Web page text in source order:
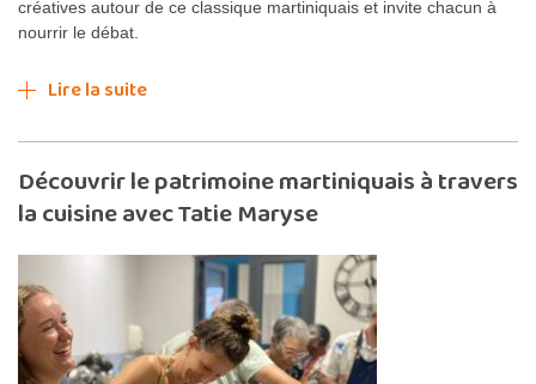
créatives autour de ce classique martiniquais et invite chacun à
nourrir le débat.
Lire la suite
Découvrir le patrimoine martiniquais à travers
la cuisine avec Tatie Maryse